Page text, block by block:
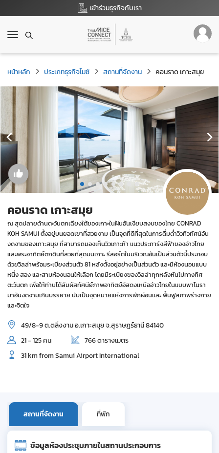
เข้าร่วมธุรกิจกับเรา
T
g
g
l
e
n
a
g
a
i
o
n
หน้าหลัก ประเภทธุรกิจไมซ์ สถานที่จัดงาน คอนราด เกาะสมุย
คอนราด เกาะสมุย
ณ สุดปลายด้านตะวันตกเฉียงใต้ของเกาะในฝันอันเงียบสงบของไทย CONRAD
KOH SAMUI ตั้งอยู่บนยอดเขาที่สวยงาม เป็นจุดที่ดีที่สุดในการดื่มด่ำวิวทิวทัศน์อัน
งดงามของเกาะสมุย ที่สามารถมองเห็นวิวเกาะห้า แนวประการังสีฟ้าของอ่าวไทย
และพระอาทิตย์ตกดินที่สวยที่สุดบนเกาะ รีสอร์ตในบริเวณอันเป็นส่วนตัวนี้ประกอบ
ด้วยวิลล่าพร้อมระเบียงส่วนตัว 81 หลังตั้งอยู่อย่างเป็นส่วนตัว และมีห้องนอนแบบ
หนึ่ง สอง และสามห้องนอนให้เลือก โดยมีระเบียงของวิลล่าทุกหลังหันไปทางทิศ
ตะวันตก เพื่อให้ท่านได้สัมผัสทัศนีย์ภาพอาทิตย์อัสดงเหนืออ่าวไทยในแบบพาโนรา
มาอันงดงามเกินบรรยาย นับเป็นจุดหมายแห่งการพักผ่อนและ ฟื้นฟูสภาพร่างกาย
และจิตใจ
49/8-9 ต.ตลิ่งงาม อ.เกาะสมุย จ.สุราษฎร์ธานี 84140
21 - 125 คน
766 ตารางเมตร
31 km from Samui Airport International
สถานที่จัดงาน ที่พัก
ข้อมูลห้องประชุมภายในสถานประกอบการ